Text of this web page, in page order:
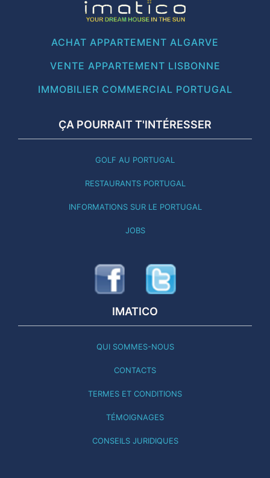
ACHAT APPARTEMENT ALGARVE
VENTE APPARTEMENT LISBONNE
IMMOBILIER COMMERCIAL PORTUGAL
ÇA POURRAIT T'INTÉRESSER
GOLF AU PORTUGAL
RESTAURANTS PORTUGAL
INFORMATIONS SUR LE PORTUGAL
JOBS
IMATICO
QUI SOMMES-NOUS
CONTACTS
TERMES ET CONDITIONS
TÉMOIGNAGES
CONSEILS JURIDIQUES